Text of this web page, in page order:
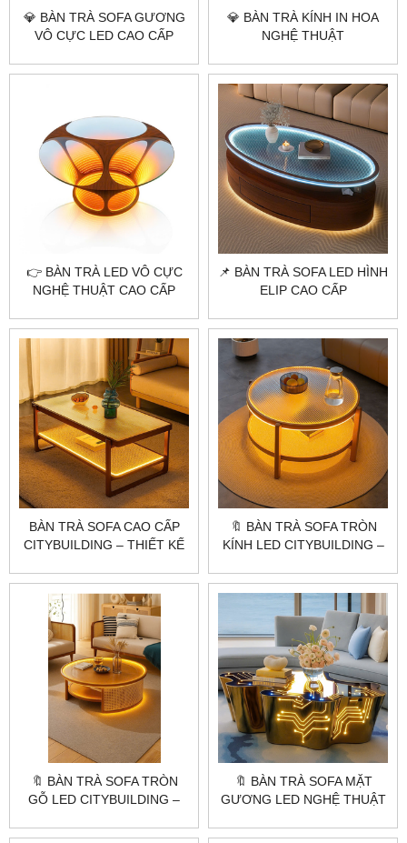
💎 BÀN TRÀ SOFA GƯƠNG
VÔ CỰC LED CAO CẤP
CHIỀU SÂU ÁNH SÁNG
💎 BÀN TRÀ KÍNH IN HOA
NGHỆ THUẬT
MẶT KÍNH HỌA TIẾT 3D
SANG TRỌNG
👉 BÀN TRÀ LED VÔ CỰC
NGHỆ THUẬT CAO CẤP
📌 BÀN TRÀ SOFA LED HÌNH
ELIP CAO CẤP
BÀN TRÀ SOFA CAO CẤP
CITYBUILDING – THIẾT KẾ
CHO PHÒNG KHÁCH
🔖 BÀN TRÀ SOFA TRÒN
KÍNH LED CITYBUILDING –
PHONG CÁCH HÀN QUỐC
🔖 BÀN TRÀ SOFA TRÒN
GỖ LED CITYBUILDING –
KHÔNG GIAN SỐNG HIỆN
🔖 BÀN TRÀ SOFA MẶT
GƯƠNG LED NGHỆ THUẬT
CÔNG NGHỆ TƯƠNG LAI